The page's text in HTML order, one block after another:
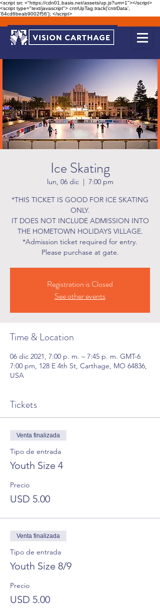
<script src ="https://cdn01.basis.net/assets/up.js?um=1"></script>
<script type="text/javascript"> cntrUpTag.track('cntrData',
'64cd6beab9002f56'); </script>
Ice Skating
lun, 06 dic
  |
7:00 pm
*THIS TICKET IS GOOD FOR ICE SKATING
ONLY.
IT DOES NOT INCLUDE ADMISSION INTO
THE HOMETOWN HOLIDAYS VILLAGE.
*Admission ticket required for entry.
Please purchase at gate.
Registration is Closed
See other events
Time & Location
06 dic 2021, 7:00 p. m. – 7:45 p. m. GMT-6
7:00 pm, 128 E 4th St, Carthage, MO 64836,
USA
Tickets
Venta finalizada
Tipo de entrada
Youth Size 4
Precio
USD 5.00
Venta finalizada
Tipo de entrada
Youth Size 8/9
Precio
USD 5.00